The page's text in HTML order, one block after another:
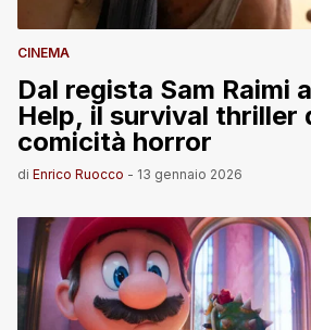
CINEMA
Dal regista Sam Raimi
Help, il survival thriller
comicità horror
di Enrico Ruocco - 13 gennaio 2026